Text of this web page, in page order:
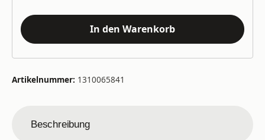
In den Warenkorb
Artikelnummer: 1310065841
Beschreibung